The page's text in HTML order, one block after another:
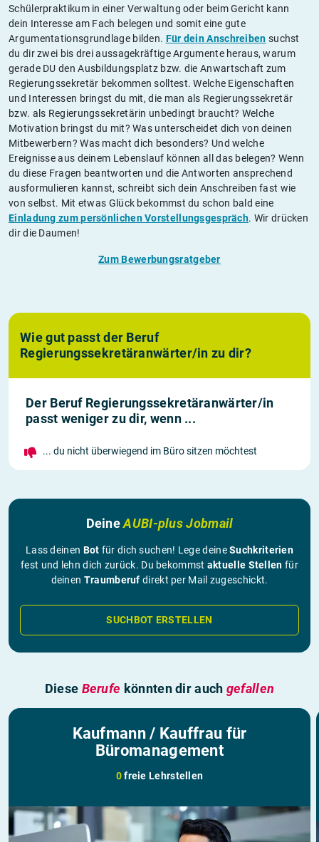
Schülerpraktikum in einer Verwaltung oder beim Gericht kann
dein Interesse am Fach belegen und somit eine gute
Argumentationsgrundlage bilden. Für dein Anschreiben suchst
du dir zwei bis drei aussagekräftige Argumente heraus, warum
gerade DU den Ausbildungsplatz bzw. die Anwartschaft zum
Regierungssekretär bekommen solltest. Welche Eigenschaften
und Interessen bringst du mit, die man als Regierungssekretär
bzw. als Regierungssekretärin unbedingt braucht? Welche
Motivation bringst du mit? Was unterscheidet dich von deinen
Mitbewerbern? Was macht dich besonders? Und welche
Ereignisse aus deinem Lebenslauf können all das belegen? Wenn
du diese Fragen beantworten und die Antworten ansprechend
ausformulieren kannst, schreibt sich dein Anschreiben fast wie
von selbst. Mit etwas Glück bekommst du schon bald eine
Einladung zum persönlichen Vorstellungsgespräch. Wir drücken
dir die Daumen!
Zum Bewerbungsratgeber
Wie gut passt der Beruf
Regierungssekretäranwärter/in zu dir?
Der Beruf Regierungssekretäranwärter/in
passt weniger zu dir, wenn ...
... du nicht überwiegend im Büro sitzen möchtest
DeineAUBI-plus Jobmail
Lass deinen Bot für dich suchen! Lege deineSuchkriterien
fest und lehn dich zurück. Du bekommst aktuelle Stellen für
deinen Traumberuf direkt per Mail zugeschickt.
SUCHBOT ERSTELLEN
Diese Berufe könnten dir auch gefallen
Kaufmann / Kauffrau für
Büromanagement
0freie Lehrstellen